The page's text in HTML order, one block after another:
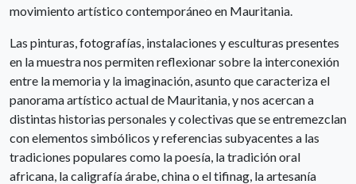
movimiento artístico contemporáneo en Mauritania.
Las pinturas, fotografías, instalaciones y esculturas presentes
en la muestra nos permiten reflexionar sobre la interconexión
entre la memoria y la imaginación, asunto que caracteriza el
panorama artístico actual de Mauritania, y nos acercan a
distintas historias personales y colectivas que se entremezclan
con elementos simbólicos y referencias subyacentes a las
tradiciones populares como la poesía, la tradición oral
africana, la caligrafía árabe, china o el tifinag, la artesanía